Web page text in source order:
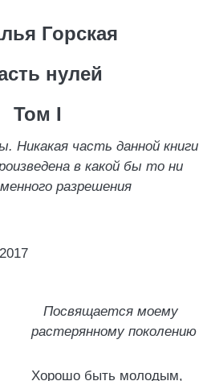
Горская
нулей
Том I
Никакая часть данной книги
в какой бы то ни
разрешения
Посвящается моему
растерянному поколению
Хорошо быть молодым,